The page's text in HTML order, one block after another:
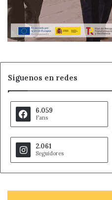
Síguenos en redes
6.059
Fans
2.061
Seguidores